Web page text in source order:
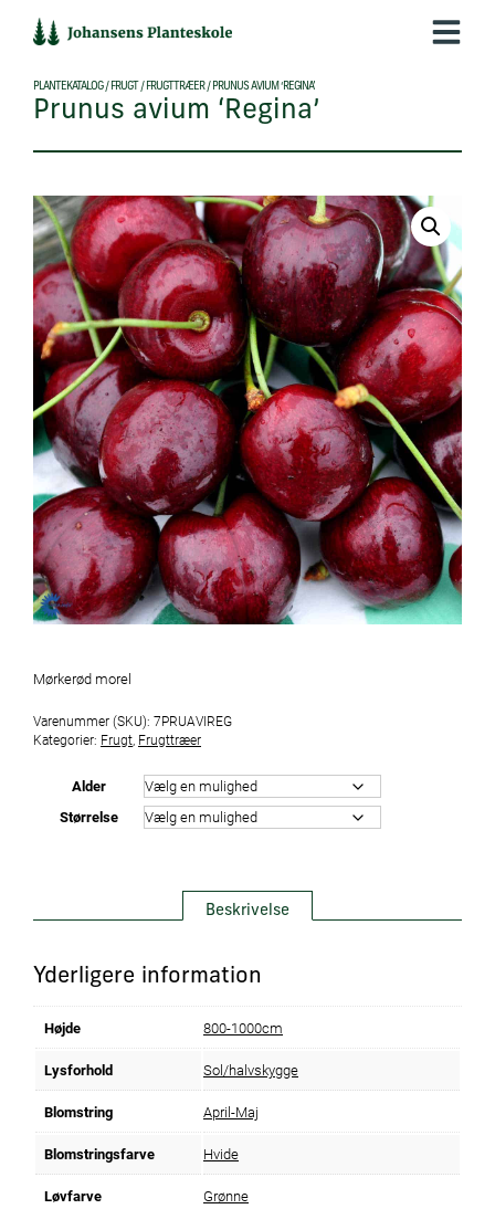
indholdet
PLANTEKATALOG/ FRUGT / FRUGTTRÆER/ PRUNUS AVIUM ‘REGINA’
Prunus avium ‘Regina’
Mørkerød morel
Varenummer (SKU): 7PRUAVIREG
Kategorier: Frugt Frugttræer
Alder
Størrelse
Beskrivelse
Yderligere information
Højde 800-1000cm
Lysforhold Sol/halvskygge
Blomstring April-Maj
Blomstringsfarve Hvide
Løvfarve Grønne